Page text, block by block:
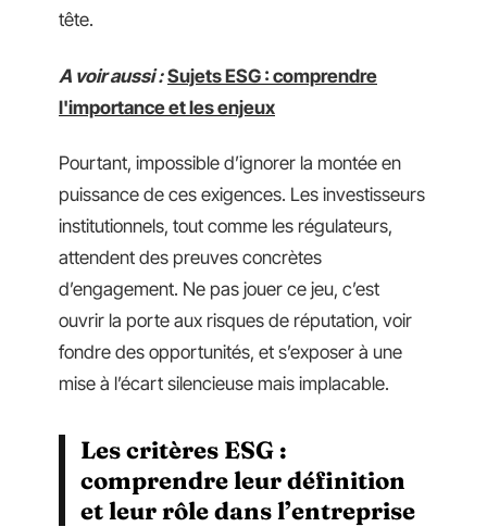
tête.
A voir aussi : Sujets ESG : comprendre
l'importance et les enjeux
Pourtant, impossible d’ignorer la montée en
puissance de ces exigences. Les investisseurs
institutionnels, tout comme les régulateurs,
attendent des preuves concrètes
d’engagement. Ne pas jouer ce jeu, c’est
ouvrir la porte aux risques de réputation, voir
fondre des opportunités, et s’exposer à une
mise à l’écart silencieuse mais implacable.
Les critères ESG :
comprendre leur définition
et leur rôle dans l’entreprise